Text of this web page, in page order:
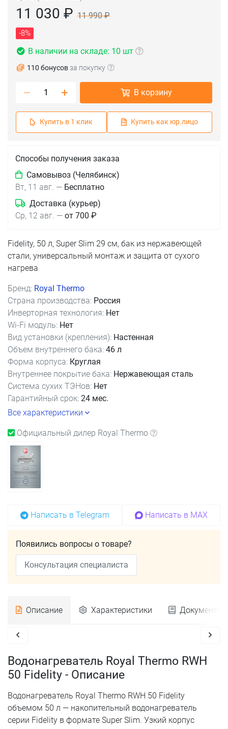
11 030 ₽ 11 990 ₽
-8%
В наличии на складе: 10 шт
110 бонусов за покупку
В корзину
Купить в 1 клик Купить как юр.лицо
Способы получения заказа
Самовывоз (Челябинск)
Вт, 11 авг. — Бесплатно
Доставка (курьер)
Ср, 12 авг. — от 700 ₽
Fidelity, 50 л, Super Slim 29 см, бак из нержавеющей
стали, универсальный монтаж и защита от сухого
нагрева
Бренд: Royal Thermo
Страна производства: Россия
Инверторная технология: Нет
Wi-Fi модуль: Нет
Вид установки (крепления): Настенная
Объем внутреннего бака: 46 л
Форма корпуса: Круглая
Внутреннее покрытие бака: Нержавеющая сталь
Система сухих ТЭНов: Нет
Гарантийный срок: 24 мес.
Все характеристики
Официальный дилер Royal Thermo
Написать в Telegram Написать в MAX
Появились вопросы о товаре?
Консультация специалиста
Описание Характеристики
Водонагреватель Royal Thermo RWH
50 Fidelity - Описание
Водонагреватель Royal Thermo RWH 50 Fidelity
объемом 50 л — накопительный водонагреватель
серии Fidelity в формате Super Slim. Узкий корпус